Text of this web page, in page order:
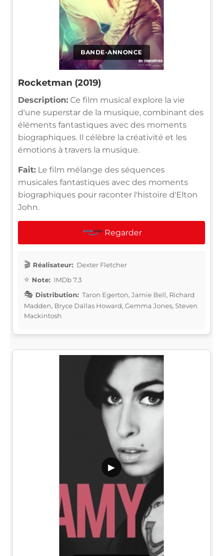
BANDE-ANNONCE
Rocketman (2019)
Description: Ce film musical explore la vie
d'une superstar de la musique, combinant des
éléments fantastiques avec des moments
biographiques. Il célèbre la créativité et les
émotions à travers la musique.
Fait: Le film mélange des séquences
musicales fantastiques avec des moments
biographiques pour raconter l'histoire d'Elton
John.
Regarder
Réalisateur: Dexter Fletcher
Note: IMDb 7.3
Distribution: Taron Egerton, Jamie Bell, Richard
Madden, Bryce Dallas Howard, Gemma Jones, Steven
Mackintosh
▶